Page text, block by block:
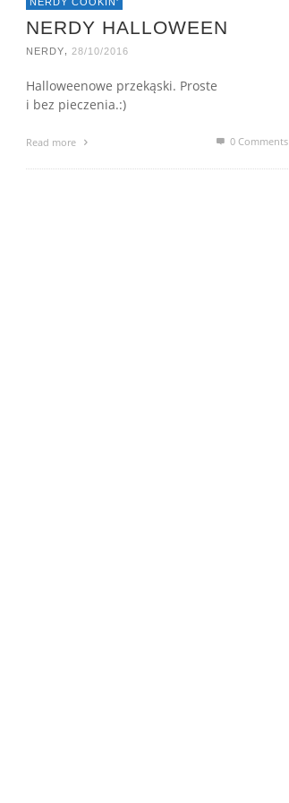
NERDY HALLOWEEN
NERDY 28/10/2016
Halloweenowe przekąski. Proste
i bez pieczenia.:)
Read more 0 Comments